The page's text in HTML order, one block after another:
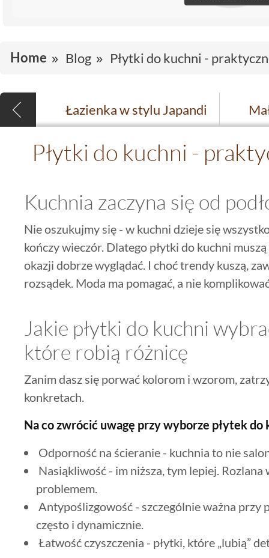
Home Blog Płytki do kuchni -
Łazienka w stylu Japandi
Płytki do kuchni -
Kuchnia zaczyna się od
Nie oszukujmy się - w kuchni dzieje się
kończy wieczór. Dlatego płytki do kuchni
okazji dobrze wyglądać. I choć trendy kuszą,
rozsądek. Moda ma pomagać, a nie
Jakie płytki do kuchni
które robią różnicę
Zanim dasz się porwać kolorom i wzorom,
konkretach.
Na co zwrócić uwagę przy wyborze płytek do
Odporność na ścieranie - kuchnia to nie
Nasiąkliwość - im niższa, tym lepiej.
problemem.
Antypoślizgowość - szczególnie ważna przy
często i dynamicznie.
Łatwość czyszczenia - płytki, które „lubią”